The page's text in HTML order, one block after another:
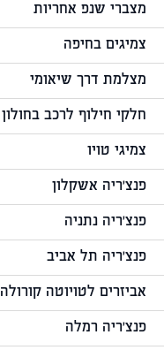
מצברי שנפ אחריות
צמיגים בחיפה
מצלמת דרך שיאומי
חלקי חילוף לרכב בחולון
צמיגי טויו
פנצ'ריה אשקלון
פנצ'ריה נתניה
פנצ'ריה תל אביב
אביזרים לטויוטה קורולה
פנצ'ריה רמלה